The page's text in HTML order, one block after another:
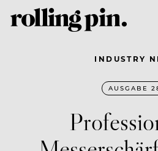
INDUSTRY
AUSGABE